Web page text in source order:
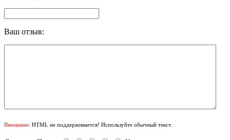
Ваш отзыв:
Внимание: HTML не поддерживается! Используйте обычный текст.